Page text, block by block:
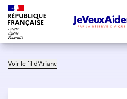
Voir le fil d’Ariane